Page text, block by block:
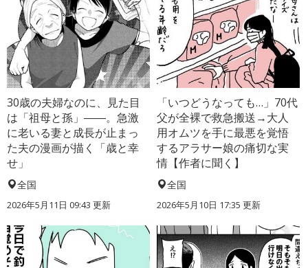
30歳の夫婦なのに、見た目
は「祖母と孫」――。急激
に老いる妻と成長が止まっ
た夫の漫画が描く「歳と幸
せ」
全国
2026年5月11日 09:43 更新
「いつどうなっても…」70代
父が全裸で救急搬送→大人
用オムツを手に最悪を覚悟
するアラサー娘の痛切な実
情【作者に聞く】
全国
2026年5月10日 17:35 更新